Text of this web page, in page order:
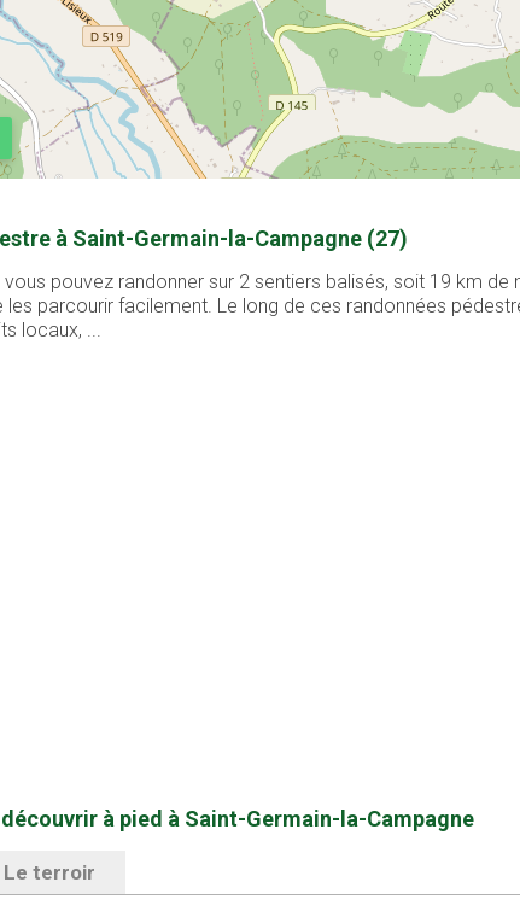
à Saint-Germain-la-Campagne (27)
pouvez randonner sur 2 sentiers balisés, soit 19 km
parcourir facilement. Le long de ces randonnées
locaux, ...
à pied à Saint-Germain-la-Campagne
Le terroir